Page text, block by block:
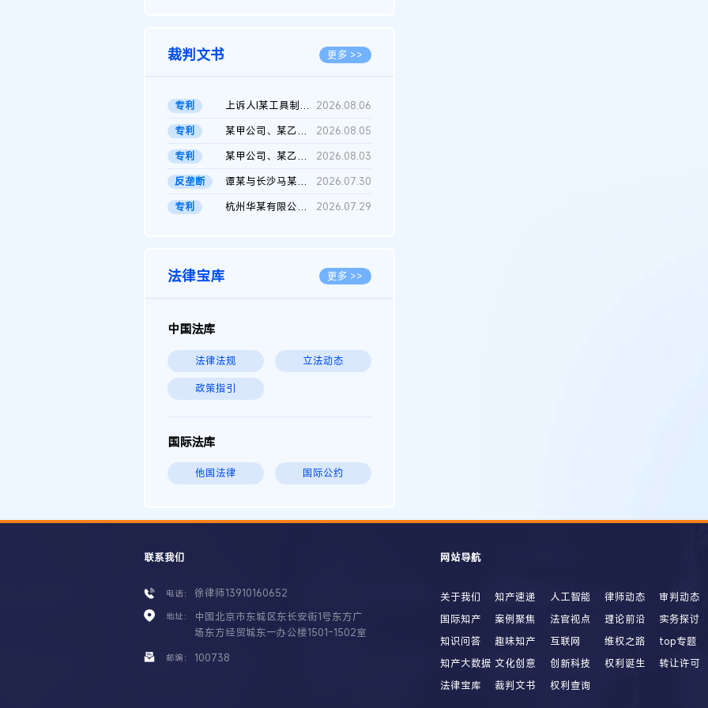
裁判文书 更多 >>
专利 上诉人I某工具制品有限公司与被上诉人程某及一审被告中华人民共和...
2026.08.06
专利
某甲公司、某乙公司、某丙公司申请诉前行为保全复议裁定书
2026.08.05
专利
某甲公司、某乙公司、官某与某丙公司专利申请权权属纠纷 二审判决...
2026.08.03
反垄断
谭某与长沙马某堆农产品股份有限公司滥用市场支配地位纠纷二审裁...
2026.07.30
专利
杭州华某有限公司与菲某有限公司侵害发明专利权纠纷 2026.07.29
法律宝库 更多 >>
中国法库
法律法规 立法动态
政策指引
国际法库
他国法律 国际公约
联系我们
电话： 徐律师13910160652
地址：
中国北京市东城区东长安街1号东方广
场东方经贸城东一办公楼1501-1502室
邮编： 100738
网站导航
关于我们 知产速递 人工智能 律师动态
审判动态
国际知产
案例聚焦 法官视点 理论前沿
实务探讨
知识问答
趣味知产 互联网 维权之路
top专题
知产大数据 文化创意 创新科技 权利诞生
转让许可
法律宝库
裁判文书 权利查询